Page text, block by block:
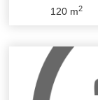
120 m2
Quinta da